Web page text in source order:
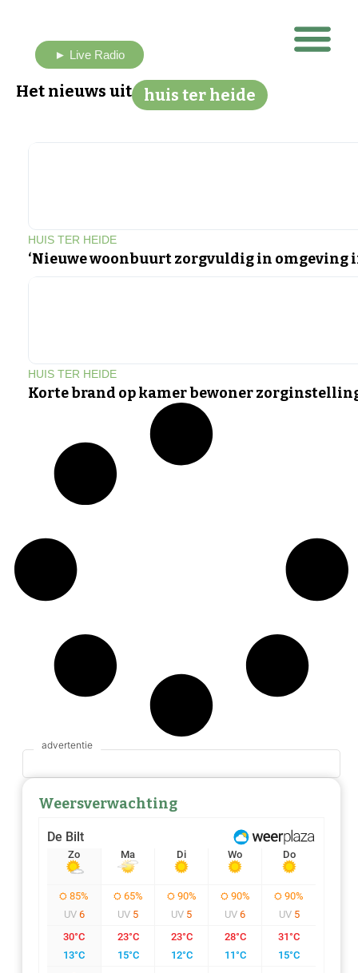
► Live Radio
Het nieuws uit huis ter heide
HUIS TER HEIDE
‘Nieuwe woonbuurt zorgvuldig in omgeving
HUIS TER HEIDE
Korte brand op kamer bewoner
Weersverwachting